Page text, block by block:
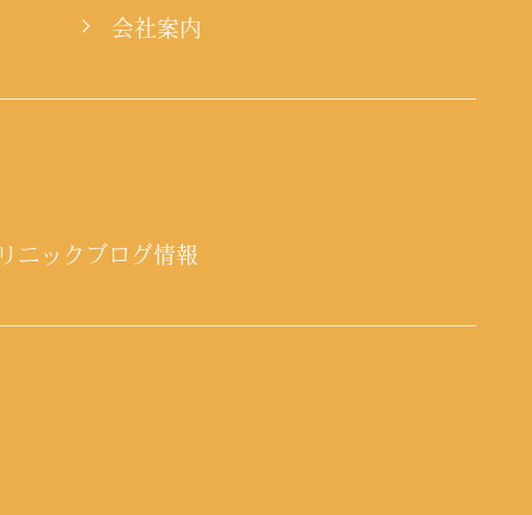
会社案内
ニックブログ情報